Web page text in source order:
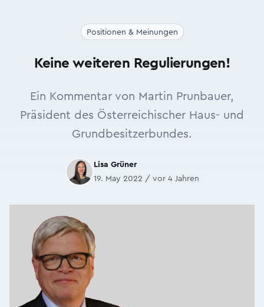
Positionen & Meinungen
Keine weiteren Regulierungen!
Ein Kommentar von Martin Prunbauer,
Präsident des Österreichischer Haus- und
Grundbesitzerbundes.
Lisa Grüner
19. May 2022 / vor 4 Jahren